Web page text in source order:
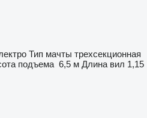
Тип мачты трехсекционная
подъема 6,5 м Длина вил 1,15